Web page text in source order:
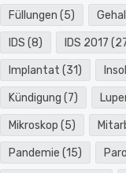
Füllungen (5)
IDS (8) IDS 2017
Implantat (31)
Kündigung (7)
Mikroskop (5)
Pandemie (15)